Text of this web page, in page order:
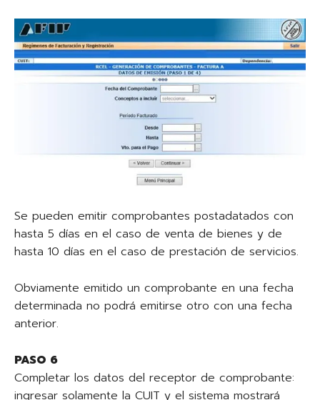
Se pueden emitir comprobantes postadatados con
hasta 5 días en el caso de venta de bienes y de
hasta 10 días en el caso de prestación de servicios.
Obviamente emitido un comprobante en una fecha
determinada no podrá emitirse otro con una fecha
anterior.
PASO 6
Completar los datos del receptor de comprobante:
ingresar solamente la CUIT y el sistema mostrará